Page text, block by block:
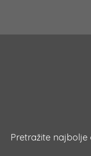
Pretražite najbolje